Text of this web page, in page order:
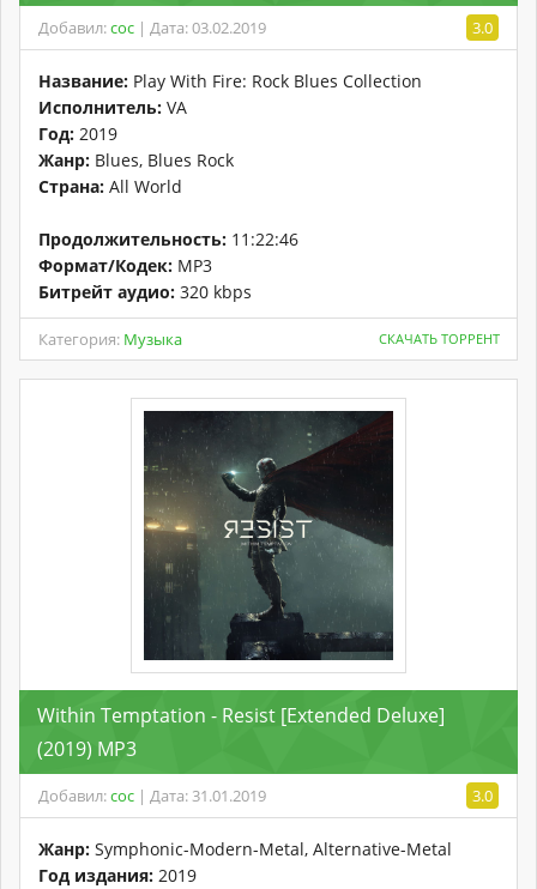
Добавил:coc | Дата: 03.02.2019 3.0
Название: Play With Fire: Rock Blues Collection
Исполнитель: VA
Год: 2019
Жанр: Blues, Blues Rock
Страна: All World
Продолжительность: 11:22:46
Формат/Кодек: MP3
Битрейт аудио: 320 kbps
Категория: Музыка СКАЧАТЬ ТОРРЕНТ
Within Temptation - Resist [Extended Deluxe]
(2019) MP3
Добавил:coc | Дата: 31.01.2019 3.0
Жанр: Symphonic-Modern-Metal, Alternative-Metal
Год издания: 2019